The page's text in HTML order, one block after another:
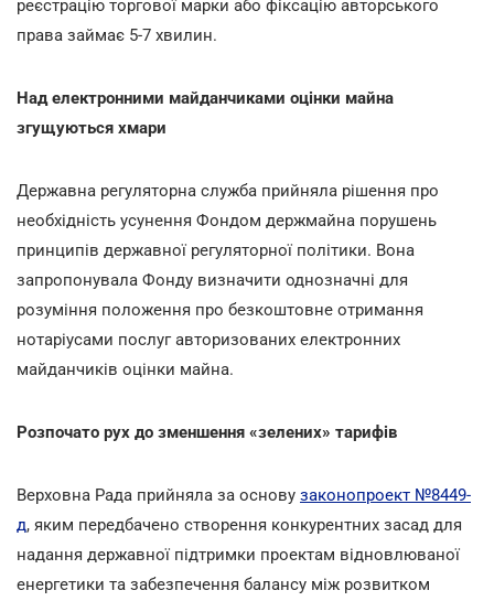
реєстрацію торгової марки або фіксацію авторського
права займає 5-7 хвилин.
Над електронними майданчиками оцінки майна
згущуються хмари
Державна регуляторна служба прийняла рішення про
необхідність усунення Фондом держмайна порушень
принципів державної регуляторної політики. Вона
запропонувала Фонду визначити однозначні для
розуміння положення про безкоштовне отримання
нотаріусами послуг авторизованих електронних
майданчиків оцінки майна.
Розпочато рух до зменшення «зелених» тарифів
Верховна Рада прийняла за основу законопроект №8449-
д, яким передбачено створення конкурентних засад для
надання державної підтримки проектам відновлюваної
енергетики та забезпечення балансу між розвитком